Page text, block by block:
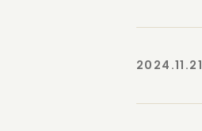
2024.11.21